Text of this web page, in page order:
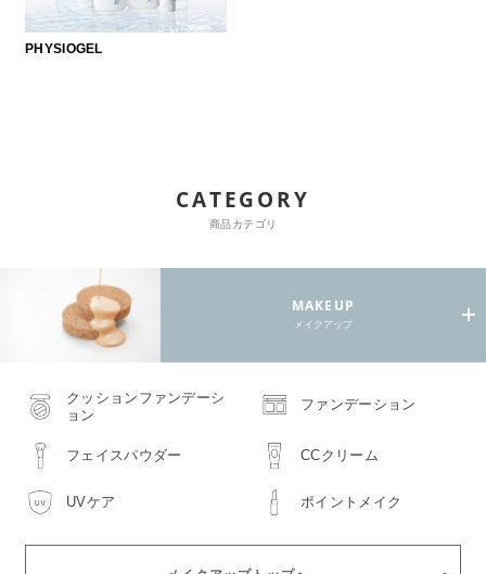
PHYSIOGEL
CATEGORY
商品カテゴリ
MAKEUP
メイクアップ
クッションファンデーシ
ョン
ファンデーション
フェイスパウダー CCクリーム
UVケア ポイントメイク